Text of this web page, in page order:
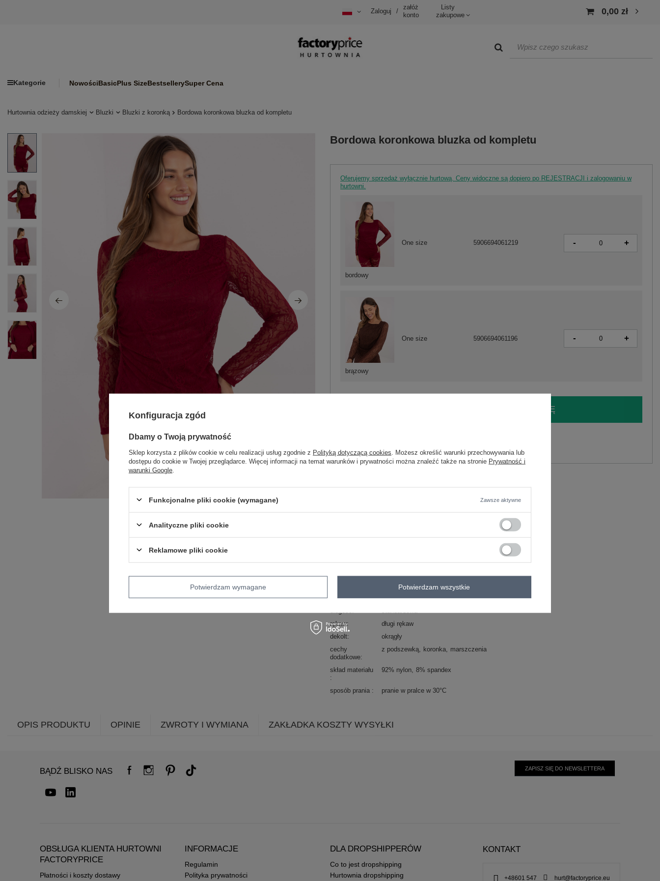
Zaloguj /
załóż
konto
Listy
zakupowe
0,00 zł
Kategorie NowościBasicPlus SizeBestsellerySuper Cena
Hurtownia odzieży damskiej Bluzki Bluzki z koronką Bordowa koronkowa bluzka od kompletu
Bordowa koronkowa bluzka od kompletu
Oferujemy sprzedaż wyłącznie hurtową. Ceny widoczne są dopiero po REJESTRACJI i zalogowaniu w
hurtowni.
bordowy
One size 5906694061219 - +
brązowy
One size 5906694061196 - +
ZALOGUJ SIĘ I ZOBACZ CENĘ
+48 601 547 740 Zadaj pytanie
dominujący
dominujący
rękaw
długi rękaw
dekolt
okrągły
cechy
dodatkowe
z podszewką koronka marszczenia
skład materiału 92% nylon 8% spandex
sposób prania pranie w pralce w 30°C
OPIS PRODUKTU OPINIE ZWROTY I WYMIANA ZAKŁADKA KOSZTY WYSYŁKI
BĄDŹ BLISKO NAS ZAPISZ SIĘ DO NEWSLETTERA
OBSŁUGA KLIENTA HURTOWNI
FACTORYPRICE
Płatności i koszty dostawy
INFORMACJE
Regulamin
Polityka prywatności
DLA DROPSHIPPERÓW
Co to jest dropshipping
Hurtownia dropshipping
KONTAKT
+48601 547 hurt@factoryprice.eu
Konfiguracja zgód
Dbamy o Twoją prywatność
Sklep korzysta z plików cookie w celu realizacji usług zgodnie z Polityką dotyczącą cookies . Możesz określić warunki przechowywania lub
dostępu do cookie w Twojej przeglądarce. Więcej informacji na temat warunków i prywatności można znaleźć także na stronie Prywatność i
warunki Google
Funkcjonalne pliki cookie (wymagane) Zawsze aktywne
Analityczne pliki cookie
Reklamowe pliki cookie
Potwierdzam wymagane Potwierdzam wszystkie